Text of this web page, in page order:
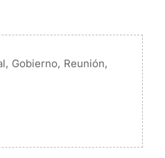
, Gobierno, Reunión,